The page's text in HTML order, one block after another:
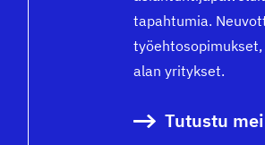
tapahtumia.
alan yritykset.
Tutustu